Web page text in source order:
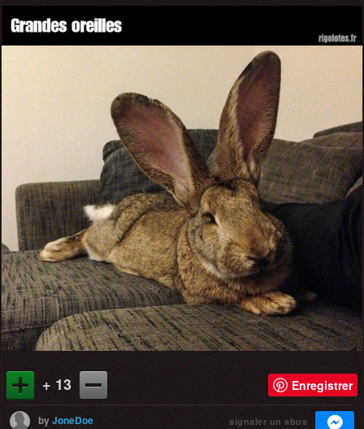
+ 13 Enregistrer
byJoneDoe signaler un abus